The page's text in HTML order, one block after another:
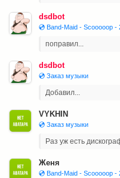
dsdbot
💿 Band-Maid - Scooooop -
поправил...
dsdbot
💿 Заказ музыки
Добавил...
VYKHIN
💿 Заказ музыки
Раз уж есть
Женя
💿 Band-Maid - Scooooop -